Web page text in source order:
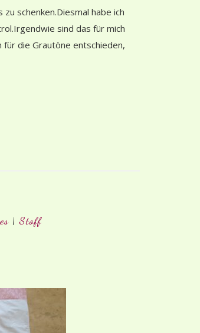
schenken.Diesmal habe ich
sind das für mich
für die Grautöne entschieden,
|Stoff